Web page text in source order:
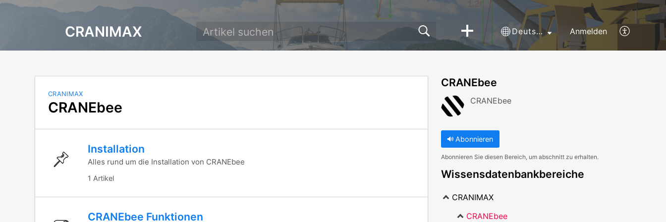
CRANIMAX Deutsch Anmelden
CRANIMAX
CRANEbee
Installation
Alles rund um die Installation von CRANEbee
1 Artikel
CRANEbee Funktionen
CRANEbee
CRANEbee
Abonnieren
Abonnieren Sie diesen Bereich, um abschnitt zu erhalten.
Wissensdatenbankbereiche
CRANIMAX
CRANEbee